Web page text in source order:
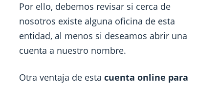
Por ello, debemos revisar si cerca de
nosotros existe alguna oficina de esta
entidad, al menos si deseamos abrir una
cuenta a nuestro nombre.
Otra ventaja de estacuenta online para